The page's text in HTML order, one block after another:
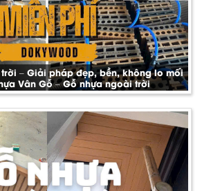
– Giải pháp đẹp, bền, không lo mối
Vân Gỗ – Gỗ nhựa ngoài trời